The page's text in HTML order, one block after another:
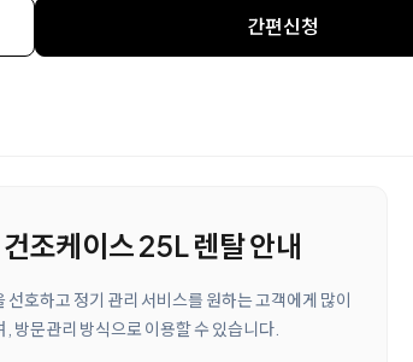
간편신청
조케이스 25L 렌탈 안내
호하고 정기 관리 서비스를 원하는 고객에게 많이
방문관리 방식으로 이용할 수 있습니다.